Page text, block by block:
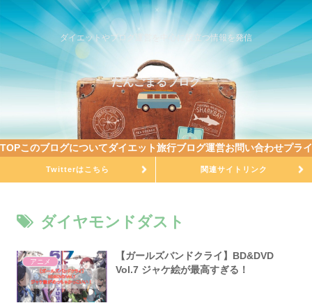
ダイエットやブログ運営を中心に役立つ情報を発信
だんごまるブログ
TOPこのブログについてダイエット旅行ブログ運営お問い合わせプラ
Twitterはこちら 関連サイトリンク
ダイヤモンドダスト
アニメ
【ガールズバンドクライ】BD&DVD
Vol.7 ジャケ絵が最高すぎる！